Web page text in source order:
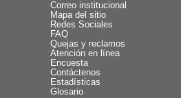
Correo institucional
Mapa del sitio
Redes Sociales
FAQ
Quejas y reclamos
Atención en línea
Encuesta
Contáctenos
Estadísticas
Glosario